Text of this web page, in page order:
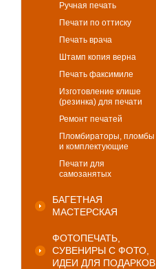
Ручная печать
Печати по оттиску
Печать врача
Штамп копия верна
Печать факсимиле
Изготовление клише
(резинка) для печати
Ремонт печатей
Пломбираторы, пломбы
и комплектующие
Печати для
самозанятых
БАГЕТНАЯ
МАСТЕРСКАЯ
ФОТОПЕЧАТЬ,
СУВЕНИРЫ С ФОТО,
ИДЕИ ДЛЯ ПОДАРКОВ